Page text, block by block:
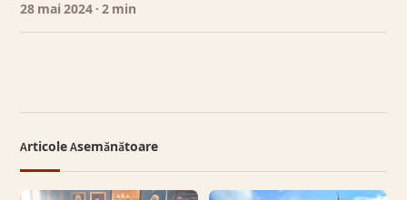
28 mai 2024 · 2 min
Articole Asemănătoare